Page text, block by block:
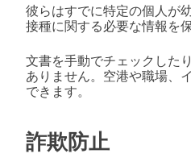
彼らはすでに特定の個人が
接種に関する必要な情報を
文書を手動でチェックした
ありません。空港や職場、
できます。
詐欺防止